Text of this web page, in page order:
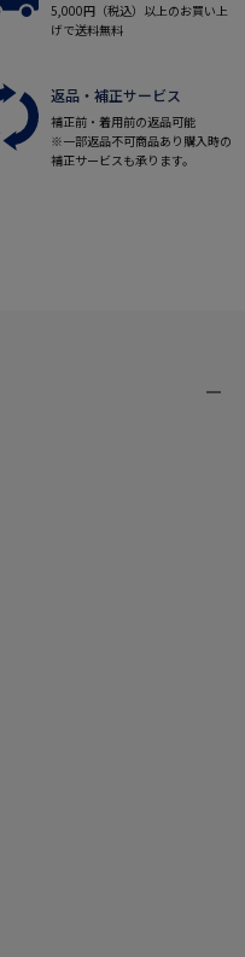
5,000円（税込）以上のお買い上
げで送料無料
返品・補正サービス
補正前・着用前の返品可能
※一部返品不可商品あり購入時の
補正サービスも承ります。